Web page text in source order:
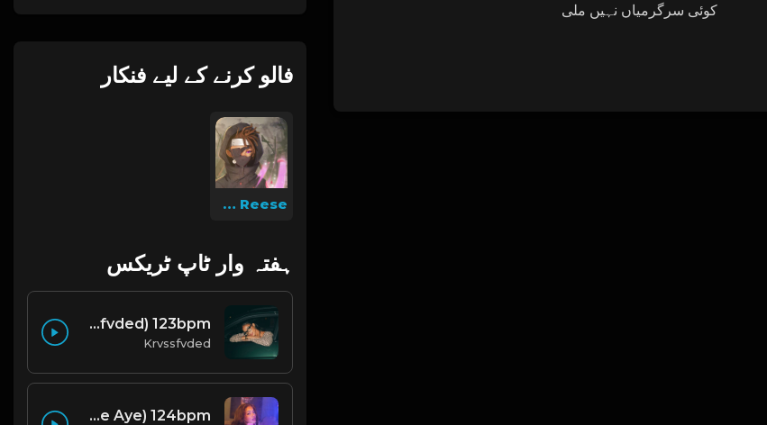
کوئی سرگرمیاں نہیں ملی
فالو کرنے کے لیے فنکار
Dee Reese
ہفتہ وار ٹاپ ٹریکس
think about me (prod. by krvssfvded) 123bpm
Krvssfvded
mixed signals (prod. by krvssfvded & Dee Aye) 124bpm